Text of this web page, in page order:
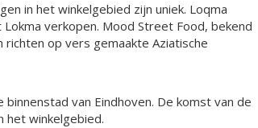
in het winkelgebied zijn uniek. Loqma
verkopen. Mood Street Food, bekend
op vers gemaakte Aziatische
van Eindhoven. De komst van de
het winkelgebied.